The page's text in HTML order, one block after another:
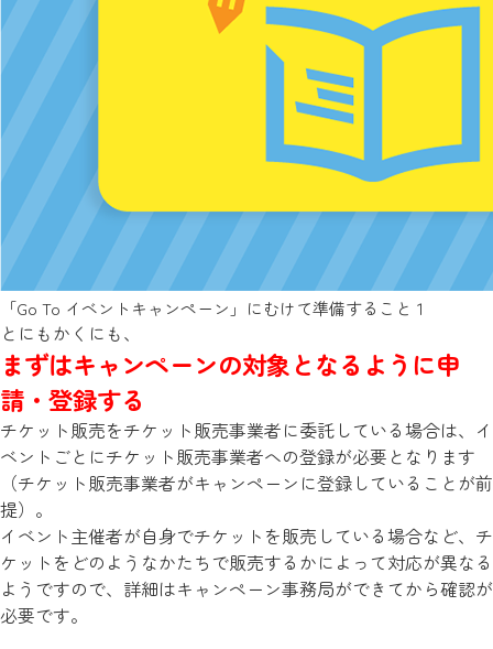
「Go To イベントキャンペーン」にむけて準備すること１
とにもかくにも、
まずはキャンペーンの対象となるように申
請・登録する
チケット販売をチケット販売事業者に委託している場合は、イ
ベントごとにチケット販売事業者への登録が必要となります
（チケット販売事業者がキャンペーンに登録していることが前
提）。
イベント主催者が自身でチケットを販売している場合など、チ
ケットをどのようなかたちで販売するかによって対応が異なる
ようですので、詳細はキャンペーン事務局ができてから確認が
必要です。